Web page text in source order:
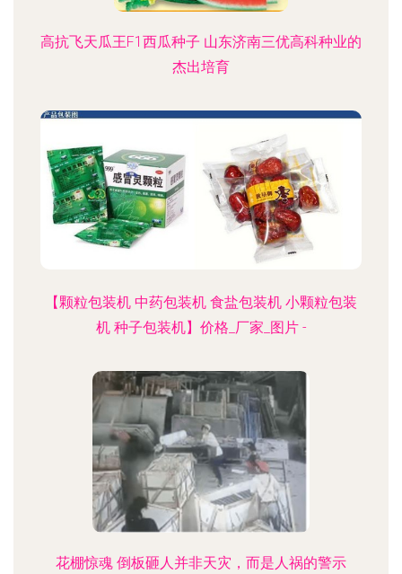
高抗飞天瓜王F1西瓜种子 山东济南三优高科种业的
杰出培育
【颗粒包装机 中药包装机 食盐包装机 小颗粒包装
机 种子包装机】价格_厂家_图片 -
花棚惊魂 倒板砸人并非天灾，而是人祸的警示